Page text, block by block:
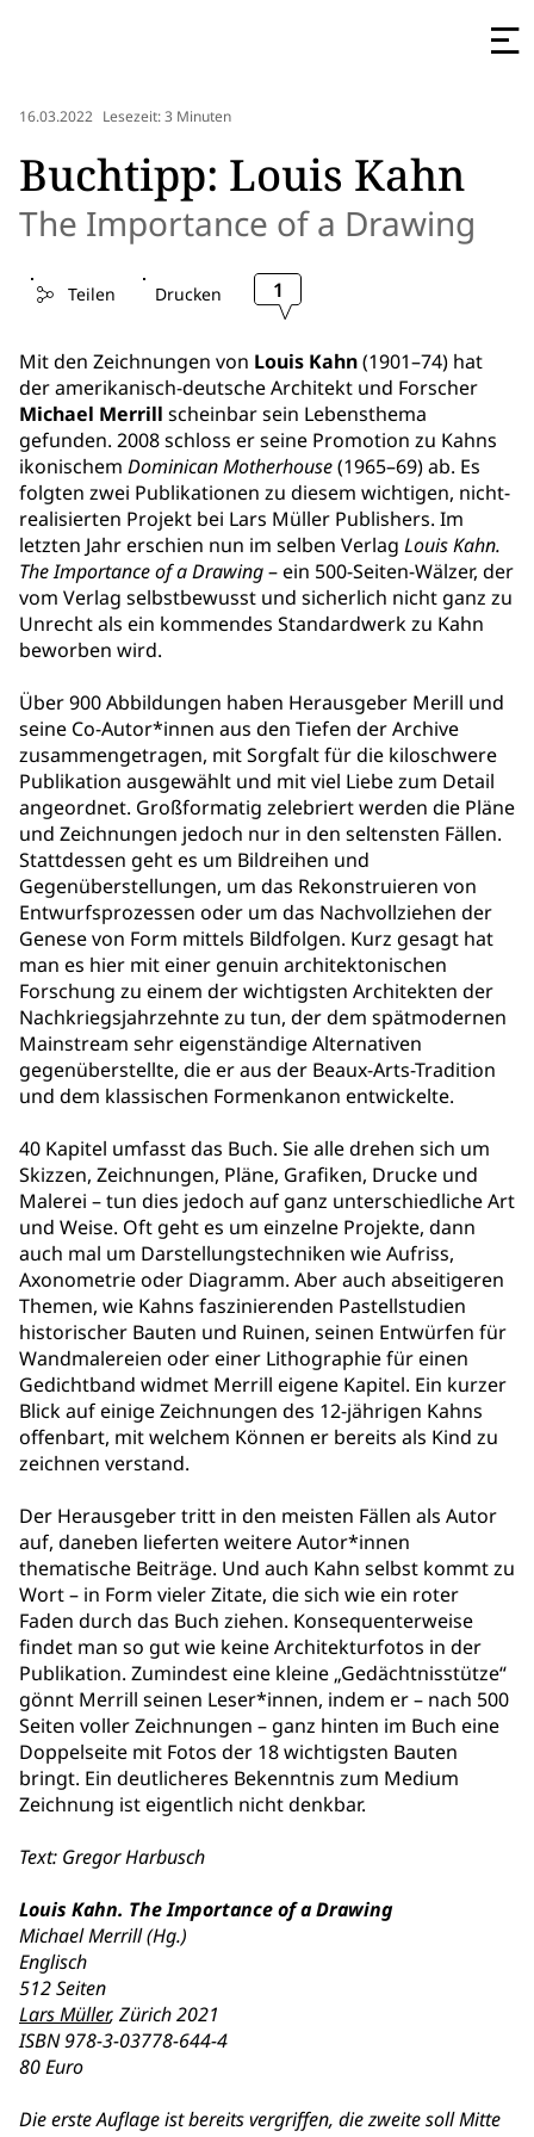
16.03.2022 Lesezeit: 3 Minuten
Buchtipp: Louis Kahn
The Importance of a Drawing
Teilen Drucken 1
Mit den Zeichnungen von Louis Kahn(1901–74) hat
der amerikanisch-deutsche Architekt und Forscher
Michael Merrill scheinbar sein Lebensthema
gefunden. 2008 schloss er seine Promotion zu Kahns
ikonischem Dominican Motherhouse(1965–69) ab. Es
folgten zwei Publikationen zu diesem wichtigen, nicht-
realisierten Projekt bei Lars Müller Publishers. Im
letzten Jahr erschien nun im selben Verlag Louis Kahn.
The Importance of a Drawing– ein 500-Seiten-Wälzer, der
vom Verlag selbstbewusst und sicherlich nicht ganz zu
Unrecht als ein kommendes Standardwerk zu Kahn
beworben wird.
Über 900 Abbildungen haben Herausgeber Merill und
seine Co-Autor*innen aus den Tiefen der Archive
zusammengetragen, mit Sorgfalt für die kiloschwere
Publikation ausgewählt und mit viel Liebe zum Detail
angeordnet. Großformatig zelebriert werden die Pläne
und Zeichnungen jedoch nur in den seltensten Fällen.
Stattdessen geht es um Bildreihen und
Gegenüberstellungen, um das Rekonstruieren von
Entwurfsprozessen oder um das Nachvollziehen der
Genese von Form mittels Bildfolgen. Kurz gesagt hat
man es hier mit einer genuin architektonischen
Forschung zu einem der wichtigsten Architekten der
Nachkriegsjahrzehnte zu tun, der dem spätmodernen
Mainstream sehr eigenständige Alternativen
gegenüberstellte, die er aus der Beaux-Arts-Tradition
und dem klassischen Formenkanon entwickelte.
40 Kapitel umfasst das Buch. Sie alle drehen sich um
Skizzen, Zeichnungen, Pläne, Grafiken, Drucke und
Malerei – tun dies jedoch auf ganz unterschiedliche Art
und Weise. Oft geht es um einzelne Projekte, dann
auch mal um Darstellungstechniken wie Aufriss,
Axonometrie oder Diagramm. Aber auch abseitigeren
Themen, wie Kahns faszinierenden Pastellstudien
historischer Bauten und Ruinen, seinen Entwürfen für
Wandmalereien oder einer Lithographie für einen
Gedichtband widmet Merrill eigene Kapitel. Ein kurzer
Blick auf einige Zeichnungen des 12-jährigen Kahns
offenbart, mit welchem Können er bereits als Kind zu
zeichnen verstand.
Der Herausgeber tritt in den meisten Fällen als Autor
auf, daneben lieferten weitere Autor*innen
thematische Beiträge. Und auch Kahn selbst kommt zu
Wort – in Form vieler Zitate, die sich wie ein roter
Faden durch das Buch ziehen. Konsequenterweise
findet man so gut wie keine Architekturfotos in der
Publikation. Zumindest eine kleine „Gedächtnisstütze“
gönnt Merrill seinen Leser*innen, indem er – nach 500
Seiten voller Zeichnungen – ganz hinten im Buch eine
Doppelseite mit Fotos der 18 wichtigsten Bauten
bringt. Ein deutlicheres Bekenntnis zum Medium
Zeichnung ist eigentlich nicht denkbar.
Text: Gregor Harbusch
Louis Kahn. The Importance of a Drawing
Michael Merrill (Hg.)
Englisch
512 Seiten
Lars Müller, Zürich 2021
ISBN 978-3-03778-644-4
80 Euro
Die erste Auflage ist bereits vergriffen, die zweite soll Mitte